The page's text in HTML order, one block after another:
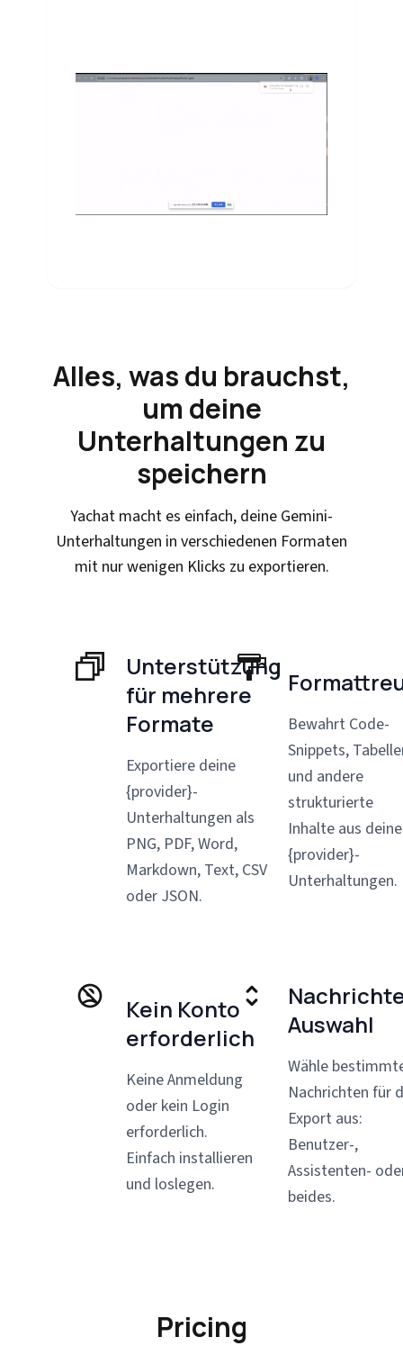
Alles, was du brauchst,
um deine
Unterhaltungen zu
speichern
Yachat macht es einfach, deine Gemini-
Unterhaltungen in verschiedenen Formaten
mit nur wenigen Klicks zu exportieren.
Unterstützung
für mehrere
Formate
Exportiere deine
{provider}-
Unterhaltungen als
PNG, PDF, Word,
Markdown, Text, CSV
oder JSON.
Bewahrt Code-
Snippets,
und andere
strukturierte
Inhalte aus
{provider}-
Unterhaltungen.
Kein Konto
erforderlich
Keine Anmeldung
oder kein Login
erforderlich.
Einfach installieren
und loslegen.
Auswahl
Wähle
Nachrichten für
Export aus:
Benutzer-,
Assistenten-
beides.
Pricing